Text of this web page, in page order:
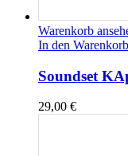
Warenkorb
In den Warenkorb
Soundset
29,00 €